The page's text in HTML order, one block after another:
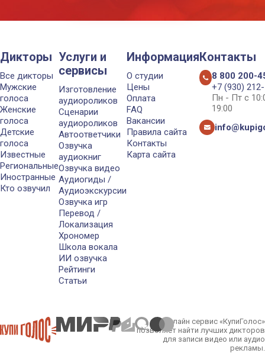
Дикторы
Все дикторы
Мужские
голоса
Женские
голоса
Детские
голоса
Известные
Региональные
Иностранные
Кто озвучил
Услуги и
сервисы
Изготовление
аудиороликов
Сценарии
аудиороликов
Автоответчики
Озвучка
аудиокниг
Озвучка видео
Аудиогиды /
Аудиоэкскурсии
Озвучка игр
Перевод /
Локализация
Хрономер
Школа вокала
ИИ озвучка
Рейтинги
Статьи
Информация
О студии
Цены
Оплата
FAQ
Вакансии
Правила сайта
Контакты
Карта сайта
Контакты
8 800 200-
+7 (930)
Пн - Пт с
19:00
Онлайн сервис «КупиГолос»
позволяет найти лучших дикторов
для записи видео или аудио
рекламы.